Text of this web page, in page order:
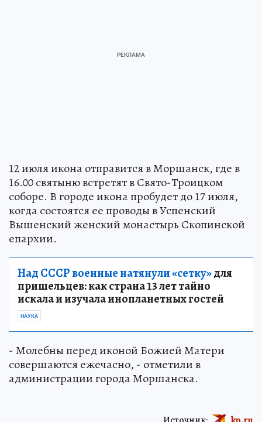
12 июля икона отправится в Моршанск, где в
16.00 святыню встретят в Свято-Троицком
соборе. В городе икона пробудет до 17 июля,
когда состоятся ее проводы в Успенский
Вышенский женский монастырь Скопинской
епархии.
Над СССР военные натянули «сетку»для
пришельцев: как страна 13 лет тайно
искала и изучала инопланетных гостей
- Молебны перед иконой Божией Матери
совершаются ежечасно, - отметили в